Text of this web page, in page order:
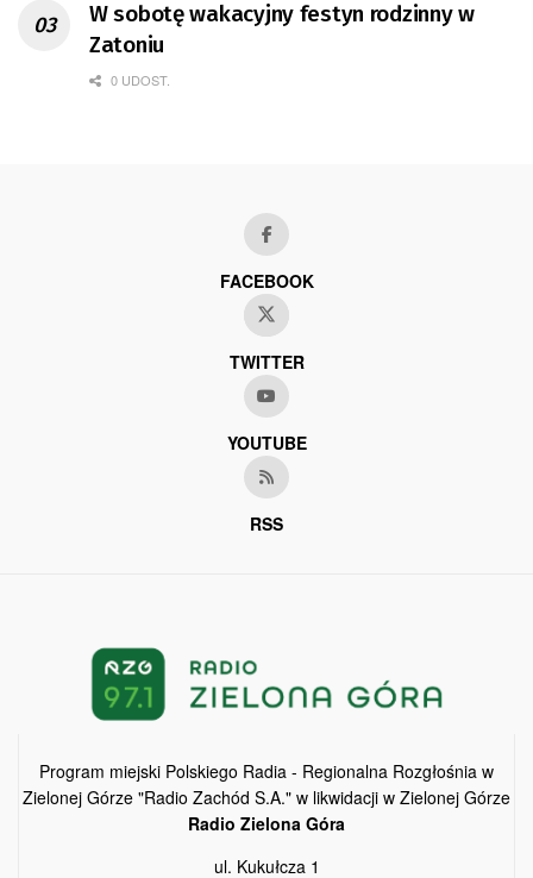
W sobotę wakacyjny festyn rodzinny w
Zatoniu
0 UDOST.
FACEBOOK
TWITTER
YOUTUBE
RSS
Program miejski Polskiego Radia - Regionalna Rozgłośnia w
Zielonej Górze "Radio Zachód S.A." w likwidacji w Zielonej Górze
Radio Zielona Góra
ul. Kukułcza 1